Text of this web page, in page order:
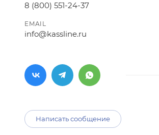
8 (800) 551-24-37
EMAIL
info@kassline.ru
Написать сообщение